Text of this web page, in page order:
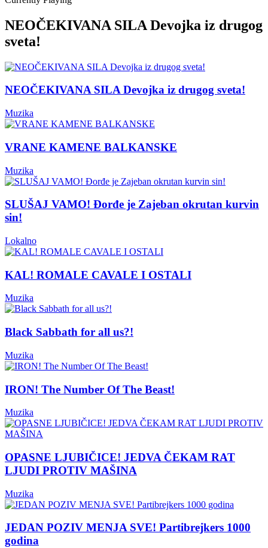
NEOČEKIVANA SILA Devojka iz drugog
sveta!
NEOČEKIVANA SILA Devojka iz drugog sveta!
Muzika
VRANE KAMENE BALKANSKE
Muzika
SLUŠAJ VAMO! Đorđe je Zajeban okrutan kurvin
sin!
Lokalno
KAL! ROMALE CAVALE I OSTALI
Muzika
Black Sabbath for all us?!
Muzika
IRON! The Number Of The Beast!
Muzika
OPASNE LJUBIČICE! JEDVA ČEKAM RAT
LJUDI PROTIV MAŠINA
Muzika
JEDAN POZIV MENJA SVE! Partibrejkers 1000
godina